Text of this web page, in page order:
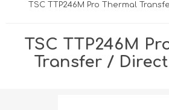
TSC TTP246M Pro Thermal
TSC TTP246M
Transfer /